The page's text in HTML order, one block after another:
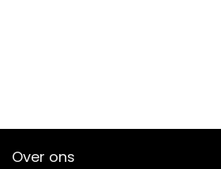
Over ons